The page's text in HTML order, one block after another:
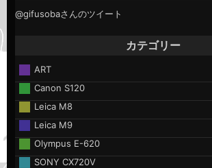
@gifusobaさんのツイート
カテゴリー
ART
Canon S120
Leica M8
Leica M9
Olympus E-620
SONY CX720V